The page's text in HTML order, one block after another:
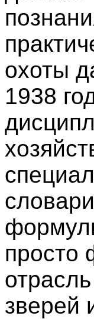
охоты
1938
просто
зверей